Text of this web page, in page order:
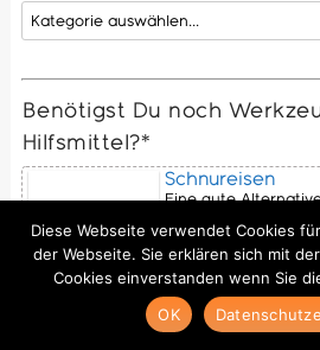
Benötigst Du noch
Hilfsmittel?*
Schnureisen
Eine gute
Diese Webseite verwendet Cookies
der Webseite. Sie erklären sich mit
Cookies einverstanden wenn Sie
OK